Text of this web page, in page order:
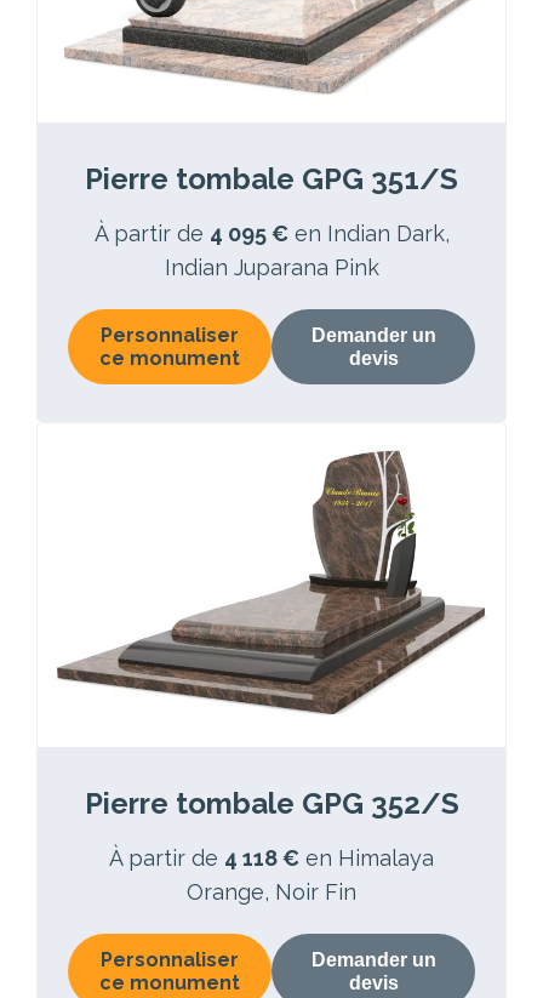
Pierre tombale GPG 351/S
À partir de 4 095 € en Indian Dark,
Indian Juparana Pink
Personnaliser
ce monument
Demander un
devis
Pierre tombale GPG 352/S
À partir de 4 118 € en Himalaya
Orange, Noir Fin
Personnaliser
ce monument
Demander un
devis